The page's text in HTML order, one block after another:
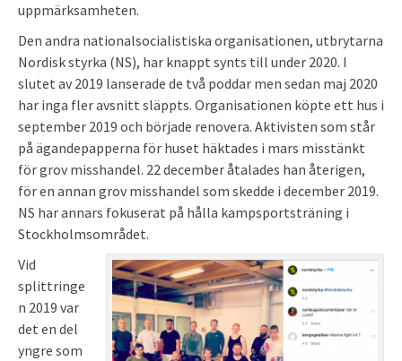
uppmärksamheten.
Den andra nationalsocialistiska organisationen, utbrytarna
Nordisk styrka (NS), har knappt synts till under 2020. I
slutet av 2019 lanserade de två poddar men sedan maj 2020
har inga fler avsnitt släppts. Organisationen köpte ett hus i
september 2019 och började renovera. Aktivisten som står
på ägandepapperna för huset häktades i mars misstänkt
för grov misshandel. 22 december åtalades han återigen,
för en annan grov misshandel som skedde i december 2019.
NS har annars fokuserat på hålla kampsportsträning i
Stockholmsområdet.
Vid
splittringe
n 2019 var
det en del
yngre som